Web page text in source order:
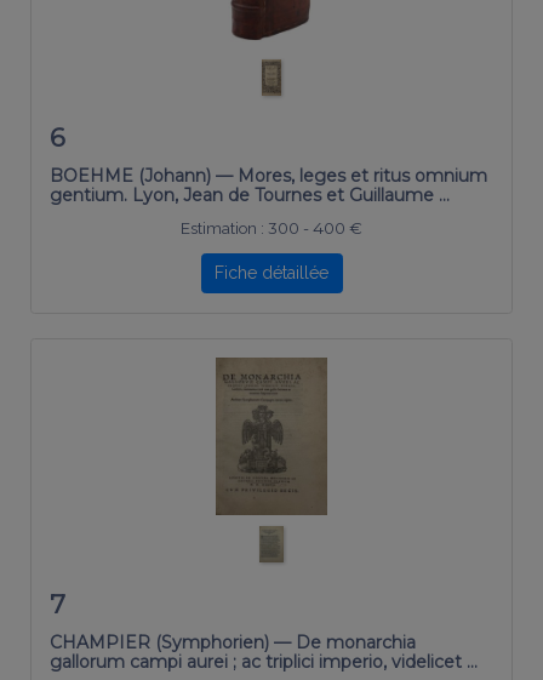
6
BOEHME (Johann) — Mores, leges et ritus omnium
gentium. Lyon, Jean de Tournes et Guillaume …
Estimation : 300 - 400 €
Fiche détaillée
7
CHAMPIER (Symphorien) — De monarchia
gallorum campi aurei ; ac triplici imperio, videlicet …